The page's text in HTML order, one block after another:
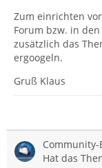
Zum einrichten
Forum bzw. in
zusätzlich das
ergoogeln.
Gruß Klaus
Community-
Hat das